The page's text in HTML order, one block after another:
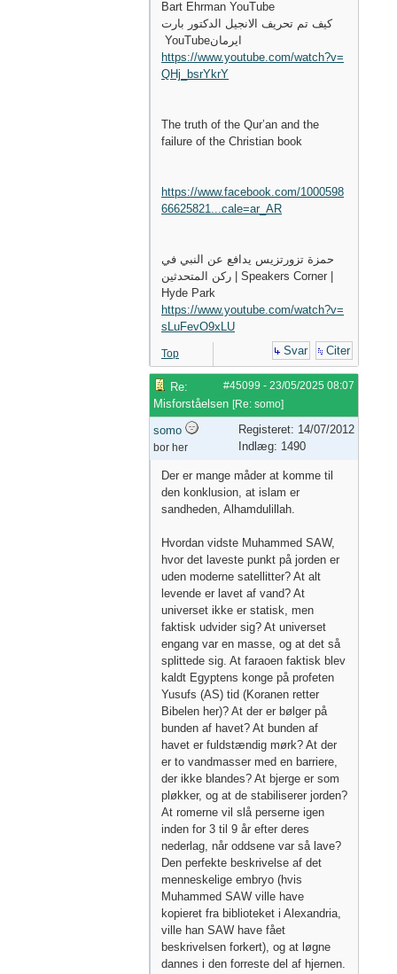
Bart Ehrman YouTube
‫كيف تم تحريف الانجيل الدكتور بارت
ايرمان‎ YouTube
https://www.youtube.com/watch?v=
QHj_bsrYkrY
The truth of the Qur’an and the
failure of the Christian book
https://www.facebook.com/1000598
66625821...cale=ar_AR
حمزة تزورتزيس يدافع عن النبي في
ركن المتحدثين | Speakers Corner |
Hyde Park
https://www.youtube.com/watch?v=
sLuFevO9xLU
Top Svar Citer
#45099 - 23/05/2025 08:07
Re:
Misforståelsen [Re: somo]
somo
bor her
Registeret: 14/07/2012
Indlæg: 1490
Der er mange måder at komme til
den konklusion, at islam er
sandheden, Alhamdulillah.
Hvordan vidste Muhammed SAW,
hvor det laveste punkt på jorden er
uden moderne satellitter? At alt
levende er lavet af vand? At
universet ikke er statisk, men
faktisk udvider sig? At universet
engang var en masse, og at det så
splittede sig. At faraoen faktisk blev
kaldt Egyptens konge på profeten
Yusufs (AS) tid (Koranen retter
Bibelen her)? At der er bølger på
bunden af ​​havet? At bunden af ​​
havet er fuldstændig mørk? At der
er to vandmasser med en barriere,
der ikke blandes? At bjerge er som
pløkker, og at de stabiliserer jorden?
At romerne vil slå perserne igen
inden for 3 til 9 år efter deres
nederlag, når oddsene var så lave?
Den perfekte beskrivelse af det
menneskelige embryo (hvis
Muhammed SAW ville have
kopieret fra biblioteket i Alexandria,
ville han SAW have fået
beskrivelsen forkert), og at løgne
dannes i den forreste del af hjernen.